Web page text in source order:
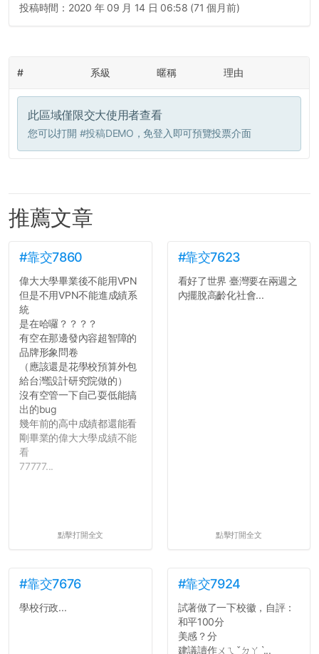
投稿時間： 2020 年 09 月 14 日 06:58 (71 個月前)
# 系級 暱稱 理由
此區域僅限交大使用者查看
您可以打開 #投稿DEMO ，免登入即可預覽投票介面
推薦文章
#靠交7860
偉大大學畢業後不能用VPN
但是不用VPN不能進成績系
統
是在哈囉？？？？
有空在那邊發內容超智障的
品牌形象問卷
（應該還是花學校預算外包
給台灣設計研究院做的）
沒有空管一下自己耍低能搞
出的bug
幾年前的高中成績都還能看
剛畢業的偉大大學成績不能
看
77777...
點擊打開全文
#靠交7623
看好了世界 臺灣要在兩週之
內擺脫高齡化社會...
點擊打開全文
#靠交7676
學校行政...
#靠交7924
試著做了一下校徽，自評：
和平100分
美感？分
建議讀作ㄨㄟˇㄉㄚˋ...